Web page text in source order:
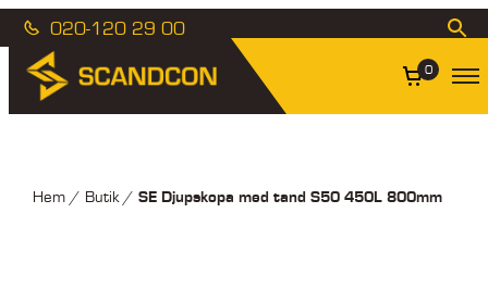
020-120 29 00
0
Hem/ Butik/ SE Djupskopa med tand S50 450L 800mm